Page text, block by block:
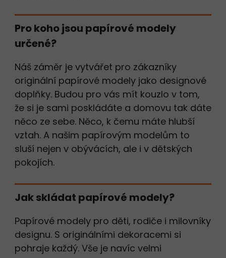
Pro koho jsou papírové modely
určené?
Náš záměr je vytvářet pro zákazníky
originální papírové modely jako designové
doplňky. Budou pro vás mít kouzlo v tom,
že si je sami poskládáte a domovu tak dáte
něco ze sebe. Něco, k čemu máte hlubší
vztah. A našim papírovým modelům to
sluší nejen v obývácích, ale i v dětských
pokojích.
Jak skládat papírové modely?
Papírové modely pro děti, rodiče i milovníky
designu. S originálními dekoracemi si
pohraje každý. Vše je navíc velmi